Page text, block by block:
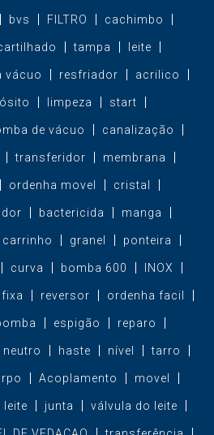
bvs FILTRO cachimbo
tampa leite
vácuo resfriador acrilico
limpeza start
de vácuo canalização
transferidor membrana
ordenha movel cristal
bactericida manga
carrinho granel ponteira
curva bomba 600 INOX
reversor ordenha facil
espigão reparo
neutro haste nível tarro
Acoplamento movel
leite junta válvula do leite